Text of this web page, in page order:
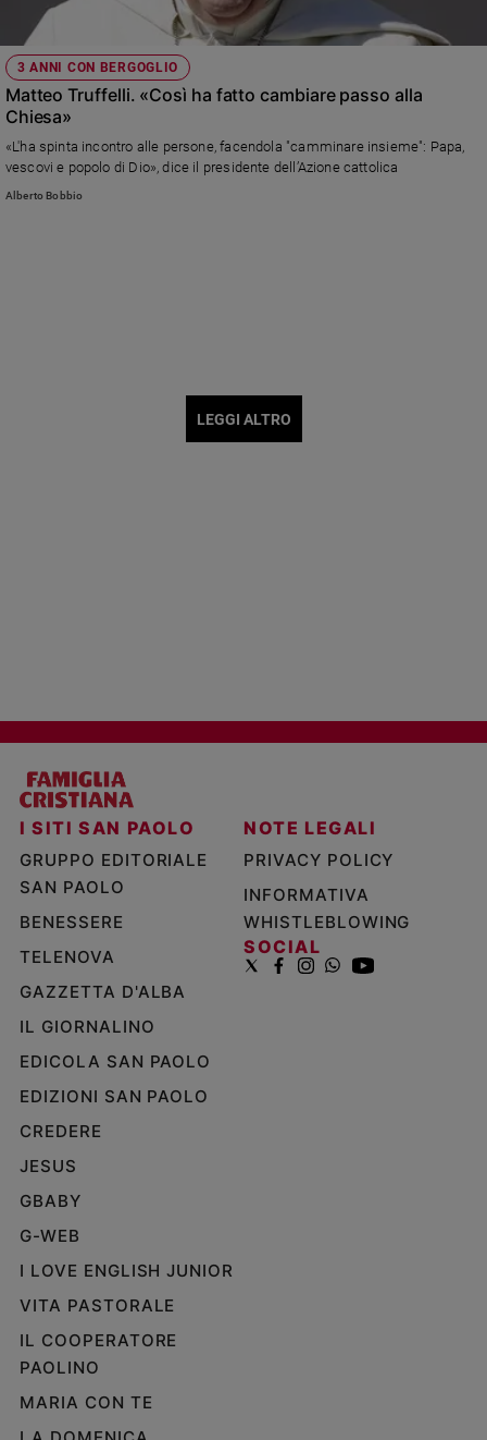
3 ANNI CON BERGOGLIO
Matteo Truffelli. «Così ha fatto cambiare passo alla
Chiesa»
«L'ha spinta incontro alle persone, facendola "camminare insieme": Papa,
vescovi e popolo di Dio», dice il presidente dell’Azione cattolica
Alberto Bobbio
LEGGI ALTRO
I SITI SAN PAOLO
GRUPPO EDITORIALE
SAN PAOLO
BENESSERE
TELENOVA
GAZZETTA D'ALBA
IL GIORNALINO
EDICOLA SAN PAOLO
EDIZIONI SAN PAOLO
CREDERE
JESUS
GBABY
G-WEB
I LOVE ENGLISH JUNIOR
VITA PASTORALE
IL COOPERATORE
PAOLINO
MARIA CON TE
NOTE LEGALI
PRIVACY POLICY
INFORMATIVA
WHISTLEBLOWING
SOCIAL